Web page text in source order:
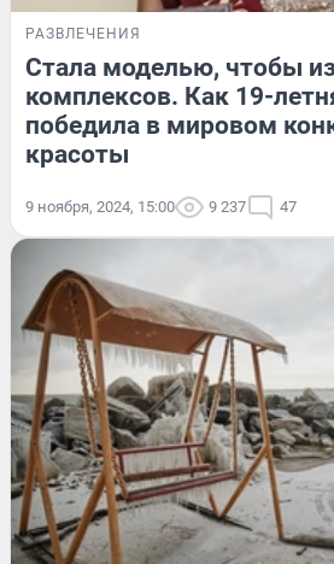
РАЗВЛЕЧЕНИЯ
Стала моделью, чтобы
комплексов. Как 19-
победила в мировом
красоты
9 ноября, 2024, 15:00 9 237 47